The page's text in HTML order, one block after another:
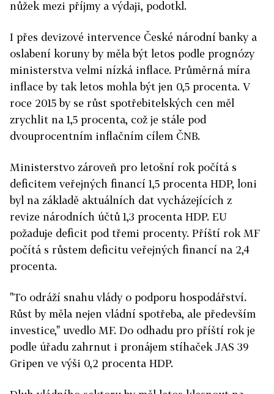
nůžek mezi příjmy a výdaji, podotkl.
I přes devizové intervence České národní banky a
oslabení koruny by měla být letos podle prognózy
ministerstva velmi nízká inflace. Průměrná míra
inflace by tak letos mohla být jen 0,5 procenta. V
roce 2015 by se růst spotřebitelských cen měl
zrychlit na 1,5 procenta, což je stále pod
dvouprocentním inflačním cílem ČNB.
Ministerstvo zároveň pro letošní rok počítá s
deficitem veřejných financí 1,5 procenta HDP, loni
byl na základě aktuálních dat vycházejících z
revize národních účtů 1,3 procenta HDP. EU
požaduje deficit pod třemi procenty. Příští rok MF
počítá s růstem deficitu veřejných financí na 2,4
procenta.
"To odráží snahu vlády o podporu hospodářství.
Růst by měla nejen vládní spotřeba, ale především
investice," uvedlo MF. Do odhadu pro příští rok je
podle úřadu zahrnut i pronájem stíhaček JAS 39
Gripen ve výši 0,2 procenta HDP.